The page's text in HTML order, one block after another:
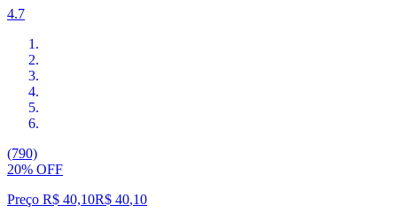
4.7
(790)
20% OFF
Preço R$ 40,10R$ 40,10